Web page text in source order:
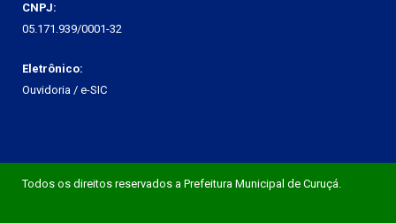
CNPJ:
05.171.939/0001-32
Eletrônico:
Ouvidoria / e-SIC
Todos os direitos reservados a Prefeitura Municipal de Curuçá.